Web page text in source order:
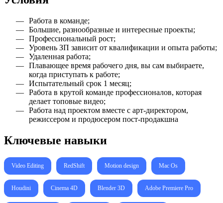
Работа в команде;
Большие, разнообразные и интересные проекты;
Профессиональный рост;
Уровень ЗП зависит от квалификации и опыта работы;
Удаленная работа;
Плавающее время рабочего дня, вы сам выбираете,
когда приступать к работе;
Испытательный срок 1 месяц;
Работа в крутой команде профессионалов, которая
делает топовые видео;
Работа над проектом вместе с арт-директором,
режиссером и продюсером пост-продакшна
Ключевые навыки
Video Editing RedShift Motion design Mac Os
Houdini Cinema 4D Blender 3D Adobe Premiere Pro